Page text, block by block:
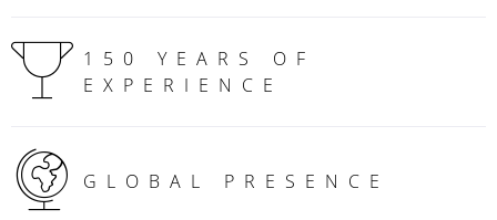
150 YEARS OF
EXPERIENCE
GLOBAL PRESENCE